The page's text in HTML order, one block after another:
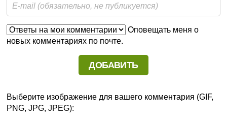
Оповещать меня о
новых комментариях по почте.
Выберите изображение для вашего комментария (GIF,
PNG, JPG, JPEG):